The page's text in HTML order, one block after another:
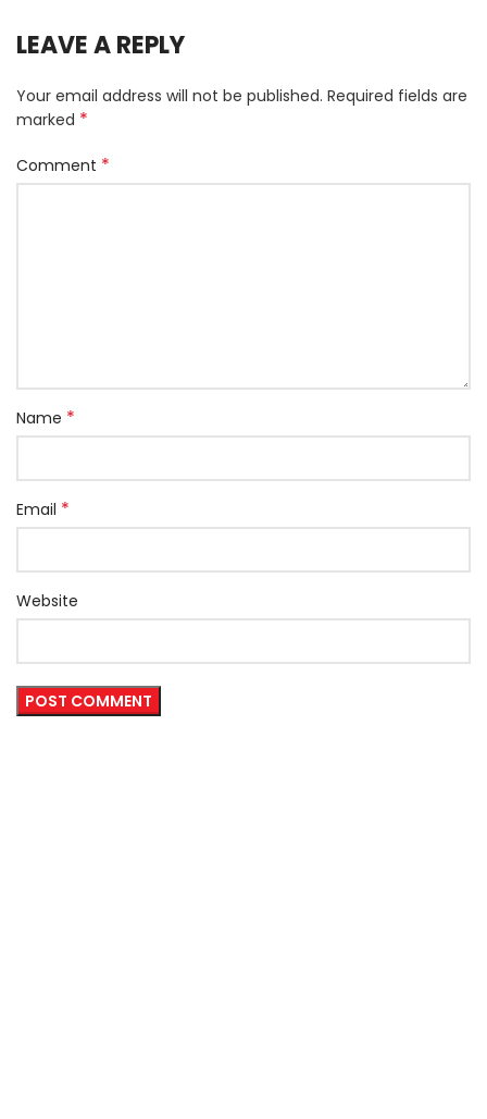
LEAVE A REPLY
Your email address will not be published. Required fields are
marked *
Comment *
Name *
Email *
Website